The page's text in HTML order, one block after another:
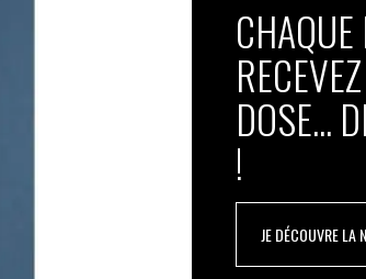
DOSE...
!
JE DÉCOUVRE LA